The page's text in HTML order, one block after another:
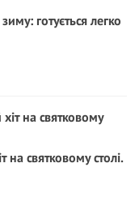
готується легко
на святковому столі.